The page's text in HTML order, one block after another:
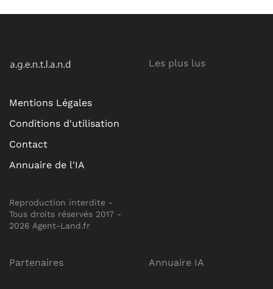
Mentions Légales
Conditions d'utilisation
Contact
Annuaire de l'IA
Reproduction interdite -
Tous droits réservés 2017 -
2026 Agent-Land.fr
Les plus lus
Partenaires Annuaire IA